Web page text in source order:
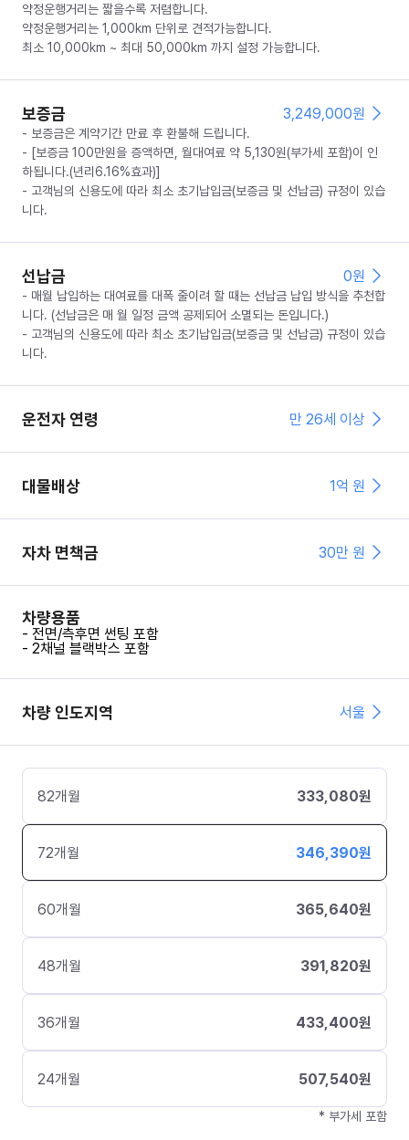
약정운행거리는 짧을수록 저렴합니다.
약정운행거리는 1,000km 단위로 견적가능합니다.
최소 10,000km ~ 최대 50,000km 까지 설정 가능합니다.
보증금 3,249,000원
- 보증금은 계약기간 만료 후 환불해 드립니다.
- [보증금 100만원을 증액하면, 월대여료 약 5,130원(부가세 포함)이 인
하됩니다.(년리6.16%효과)]
- 고객님의 신용도에 따라 최소 초기납입금(보증금 및 선납금) 규정이 있습
니다.
선납금 0원
- 매월 납입하는 대여료를 대폭 줄이려 할 때는 선납금 납입 방식을 추천합
니다. (선납금은 매 월 일정 금액 공제되어 소멸되는 돈입니다.)
- 고객님의 신용도에 따라 최소 초기납입금(보증금 및 선납금) 규정이 있습
니다.
운전자 연령 만 26세 이상
대물배상 1억 원
자차 면책금 30만 원
차량용품
- 전면/측후면 썬팅 포함
- 2채널 블랙박스 포함
차량 인도지역 서울
82개월 333,080원
72개월 346,390원
60개월 365,640원
48개월 391,820원
36개월 433,400원
24개월 507,540원
* 부가세 포함